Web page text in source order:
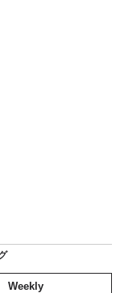
Weekly